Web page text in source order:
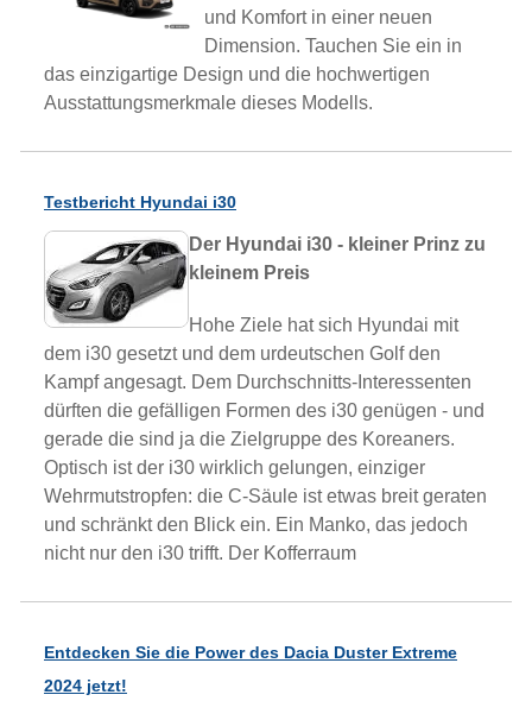
und Komfort in einer neuen
Dimension. Tauchen Sie ein in
das einzigartige Design und die hochwertigen
Ausstattungsmerkmale dieses Modells.
Testbericht Hyundai i30
Der Hyundai i30 - kleiner Prinz zu
kleinem Preis
Hohe Ziele hat sich Hyundai mit
dem i30 gesetzt und dem urdeutschen Golf den
Kampf angesagt. Dem Durchschnitts-Interessenten
dürften die gefälligen Formen des i30 genügen - und
gerade die sind ja die Zielgruppe des Koreaners.
Optisch ist der i30 wirklich gelungen, einziger
Wehrmutstropfen: die C-Säule ist etwas breit geraten
und schränkt den Blick ein. Ein Manko, das jedoch
nicht nur den i30 trifft. Der Kofferraum
Entdecken Sie die Power des Dacia Duster Extreme
2024 jetzt!